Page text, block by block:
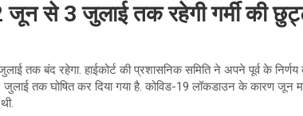
जून से 3 जुलाई तक रहेगी गर्मी की
तक बंद रहेगा. हाईकोर्ट की प्रशासनिक समिति ने अपने पूर्व के
जुलाई तक घोषित कर दिया गया है. कोविड-19 लॉकडाउन के कारण